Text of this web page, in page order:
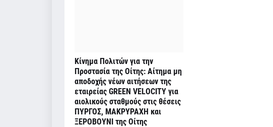
Κίνημα Πολιτών για την
Προστασία της Οίτης: Αίτημα μη
αποδοχής νέων αιτήσεων της
εταιρείας GREEN VELOCITY για
αιολικούς σταθμούς στις θέσεις
ΠΥΡΓΟΣ, ΜΑΚΡΥΡΑΧΗ και
ΞΕΡΟΒΟΥΝΙ της Οίτης